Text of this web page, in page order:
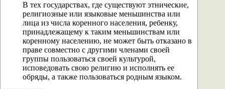
В тех государствах, где существуют этнические,
религиозные или языковые меньшинства или
лица из числа коренного населения, ребенку,
принадлежащему к таким меньшинствам или
коренному населению, не может быть отказано в
праве совместно с другими членами своей
группы пользоваться своей культурой,
исповедовать свою религию и исполнять ее
обряды, а также пользоваться родным языком.